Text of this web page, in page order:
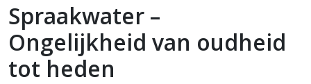
Spraakwater –
Ongelijkheid van oudheid
tot heden